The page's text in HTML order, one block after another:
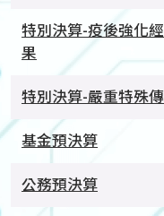
特別決算-疫後強化
果
特別決算-嚴重特殊
基金預決算
公務預決算